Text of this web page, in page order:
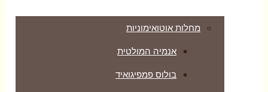
מחלות אוטואימוניות
אנמיה המולטית
בולוס פמפיגואיד